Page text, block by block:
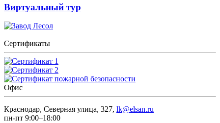
Виртуальный тур
Сертификаты
Офис
Краснодар, Северная улица, 327, lk@elsan.ru
пн-пт 9:00–18:00